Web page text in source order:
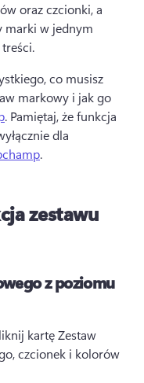
oraz czcionki, a
marki w jednym
co musisz
markowy i jak go
. Pamiętaj, że funkcja
dla
.
zestawu
z poziomu
kartę Zestaw
czcionek i kolorów